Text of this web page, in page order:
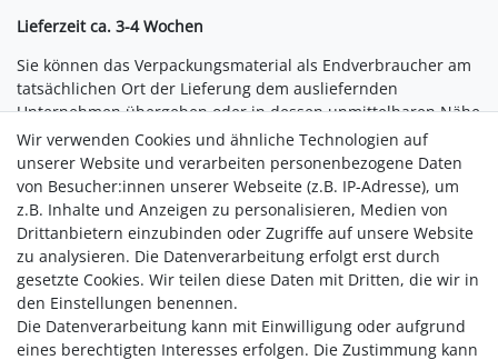
Lieferzeit ca. 3-4 Wochen
Sie können das Verpackungsmaterial als Endverbraucher am
tatsächlichen Ort der Lieferung dem ausliefernden
Unternehmen übergeben oder in dessen unmittelbaren Nähe
abgeben.
inkl. gratis Kuscheldeckeim Wert von 49,00 €:
Großzügige Komfortgröße von 150 x 200 cm
Elegantes Anthrazit für modernes Wohnambiente
Weich, wärmend und angenehm auf der Haut
Strapazierfähig und bis 30 °C waschbar
Geprüfte Qualität nach Öko-Tex Standard 100
Wir verwenden Cookies und ähnliche Technologien auf
unserer Website und verarbeiten personenbezogene Daten
von Besucher:innen unserer Webseite (z.B. IP-Adresse), um
z.B. Inhalte und Anzeigen zu personalisieren, Medien von
Drittanbietern einzubinden oder Zugriffe auf unsere Website
zu analysieren. Die Datenverarbeitung erfolgt erst durch
gesetzte Cookies. Wir teilen diese Daten mit Dritten, die wir in
den Einstellungen benennen.
Die Datenverarbeitung kann mit Einwilligung oder aufgrund
eines berechtigten Interesses erfolgen. Die Zustimmung kann